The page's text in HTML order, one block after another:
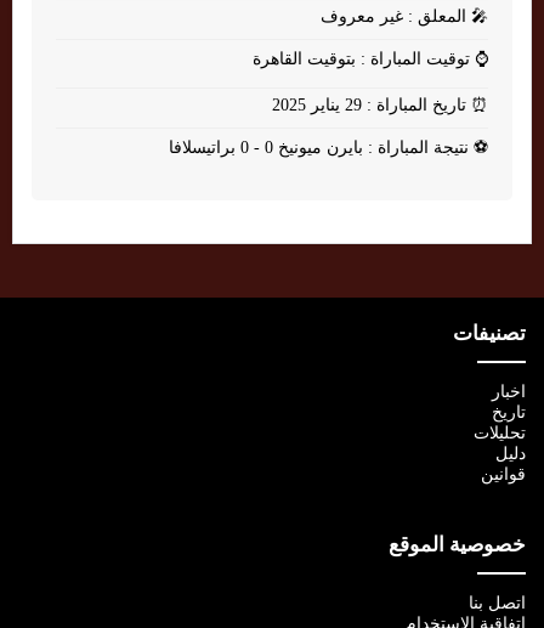
🎤 المعلق : غير معروف
⌚ توقيت المباراة : بتوقيت القاهرة
⏰ تاريخ المباراة : 29 يناير 2025
⚽ نتيجة المباراة : بايرن ميونيخ 0 - 0 براتيسلافا
تصنيفات
اخبار
تاريخ
تحليلات
دليل
قوانين
خصوصية الموقع
اتصل بنا
اتفاقية الإستخدام